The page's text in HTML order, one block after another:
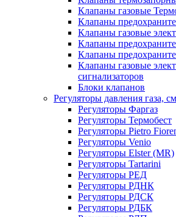
Клапаны газовые
Клапаны
Клапаны газовые
Клапаны
Клапаны
Клапаны газовые
сигнализаторов
Блоки клапанов
Регуляторы давления газа,
Регуляторы Фаргаз
Регуляторы Термобест
Регуляторы Pietro
Регуляторы Venio
Регуляторы Elster (MR)
Регуляторы Tartarini
Регуляторы РЕД
Регуляторы РДНК
Регуляторы РДСК
Регуляторы РДБК